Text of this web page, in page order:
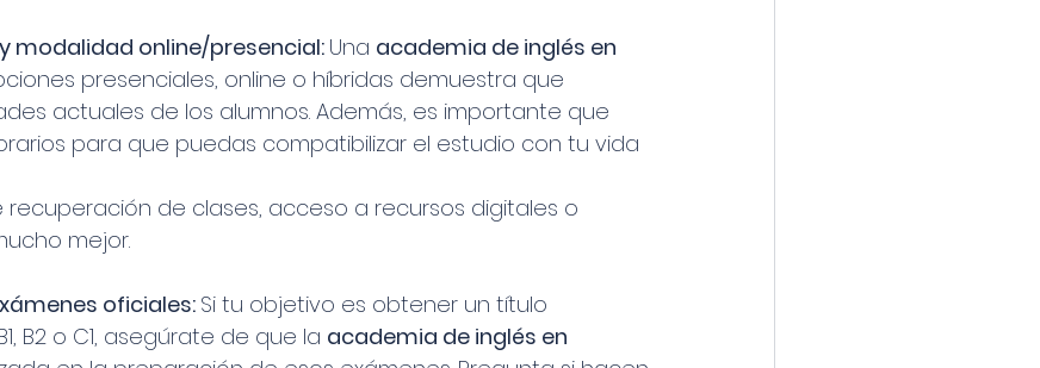
modalidad online/presencial: Una academia de inglés en
presenciales, online o híbridas demuestra que
actuales de los alumnos. Además, es importante que
para que puedas compatibilizar el estudio con tu vida
recuperación de clases, acceso a recursos digitales o
mejor.
oficiales: Si tu objetivo es obtener un título
B2 o C1, asegúrate de que la academia de inglés en